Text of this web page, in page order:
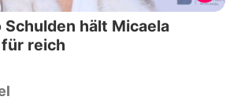
Schulden hält Micaela
reich